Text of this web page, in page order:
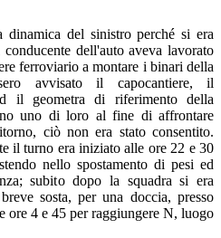
del sinistro perché si era
dell'auto aveva lavorato
ferroviario a montare i binari della
avvisato il capocantiere, il
il geometra di riferimento della
uno di loro al fine di affrontare
ciò non era stato consentito.
il turno era iniziato alle ore 22 e 30
nello spostamento di pesi ed
subito dopo la squadra si era
sosta, per una doccia, presso
ore 4 e 45 per raggiungere N, luogo